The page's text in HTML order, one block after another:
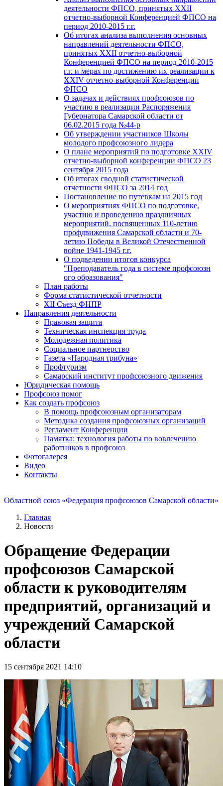
деятельности ФПСО, принятых XXII
отчетно-выборной Конференцией ФПСО на
период 2010-2015 г.г.
Об итогах анализа выполнения основных
направлений деятельности ФПСО,
принятых XXII отчетно-выборной
Конференцией ФПСО на период 2010-2015
г.г. и мерах по достижению их реализации к
XXIV отчетно-выборной Конференции
ФПСО
О задачах и действиях профсоюзов по
участию в реализации Распоряжения
Губернатора Самарской области от
06.02.2015 года №44-р
Об утверждении участников Школы
молодого профсоюзного лидера
О плане мероприятий по подготовке XXIV
отчетно-выборной конференции ФПСО 23
сентября 2015 года
Об итогах сводной статистической
отчетности ФПСО за 2014 год
Постановление по путевкам на 2015 год
О мероприятиях ФПСО по подготовке,
участию и проведению праздничных
мероприятий, посвященных 110-летию
профдвижения Самарской области и 70-
летию Победы в Великой Отечественной
войне 1941-1945 г.г.
О подведении итогов конкурса
"Преподаватель года в системе профсоюзн
ого образования"
План работы
Форма статистической отчетности
XII Съезд ФНПР
Направления деятельности
Правовая защита
Техническая инспекция труда
Молодежная политика
Социальное партнерство
Газета «Народная трибуна»
Профтуризм
Самарский институт профсоюзного движения
Юридическая помощь
Профсоюз помог
Как создать профсоюз
В помощь профсоюзным организаторам
Методика создания профсоюзных организаций
Регламент Конференции
Памятка: технология работы по вовлечению
работников в профсоюз
Фотогалерея
Видео
Контакты
Областной союз «Федерация профсоюзов Самарской области»
Главная
Новости
Обращение Федерации
профсоюзов Самарской
области к руководителям
предприятий, организаций и
учреждений Самарской
области
15 сентября 2021 14:10